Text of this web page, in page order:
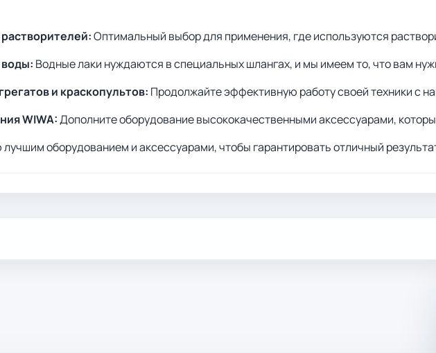
Оптимальный выбор для применения, где используются
воды: Водные лаки нуждаются в специальных шлангах, и мы имеем то, что вам
и краскопультов: Продолжайте эффективную работу своей техники с
WIWA:Дополните оборудование высококачественными аксессуарами,
оборудованием и аксессуарами, чтобы гарантировать отличный